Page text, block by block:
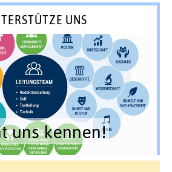
UNS
uns kennen!